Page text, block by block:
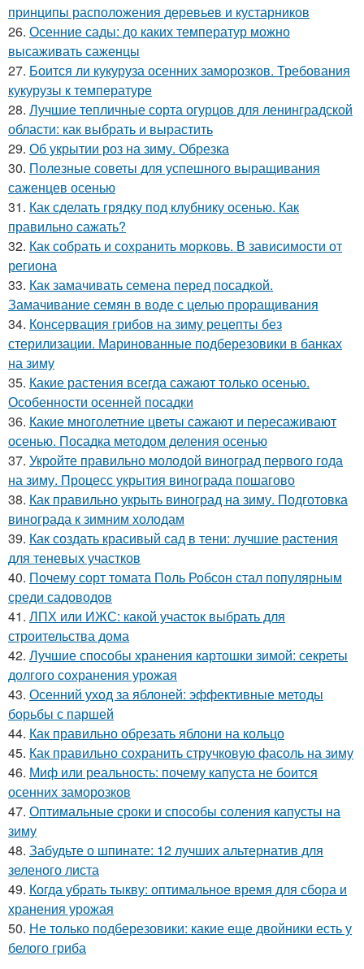
принципы расположения деревьев и кустарников
26. Осенние сады: до каких температур можно
высаживать саженцы
27. Боится ли кукуруза осенних заморозков. Требования
кукурузы к температуре
28. Лучшие тепличные сорта огурцов для ленинградской
области: как выбрать и вырастить
29. Об укрытии роз на зиму. Обрезка
30. Полезные советы для успешного выращивания
саженцев осенью
31. Как сделать грядку под клубнику осенью. Как
правильно сажать?
32. Как собрать и сохранить морковь. В зависимости от
региона
33. Как замачивать семена перед посадкой.
Замачивание семян в воде с целью проращивания
34. Консервация грибов на зиму рецепты без
стерилизации. Маринованные подберезовики в банках
на зиму
35. Какие растения всегда сажают только осенью.
Особенности осенней посадки
36. Какие многолетние цветы сажают и пересаживают
осенью. Посадка методом деления осенью
37. Укройте правильно молодой виноград первого года
на зиму. Процесс укрытия винограда пошагово
38. Как правильно укрыть виноград на зиму. Подготовка
винограда к зимним холодам
39. Как создать красивый сад в тени: лучшие растения
для теневых участков
40. Почему сорт томата Поль Робсон стал популярным
среди садоводов
41. ЛПХ или ИЖС: какой участок выбрать для
строительства дома
42. Лучшие способы хранения картошки зимой: секреты
долгого сохранения урожая
43. Осенний уход за яблоней: эффективные методы
борьбы с паршей
44. Как правильно обрезать яблони на кольцо
45. Как правильно сохранить стручковую фасоль на зиму
46. Миф или реальность: почему капуста не боится
осенних заморозков
47. Оптимальные сроки и способы соления капусты на
зиму
48. Забудьте о шпинате: 12 лучших альтернатив для
зеленого листа
49. Когда убрать тыкву: оптимальное время для сбора и
хранения урожая
50. Не только подберезовики: какие еще двойники есть у
белого гриба